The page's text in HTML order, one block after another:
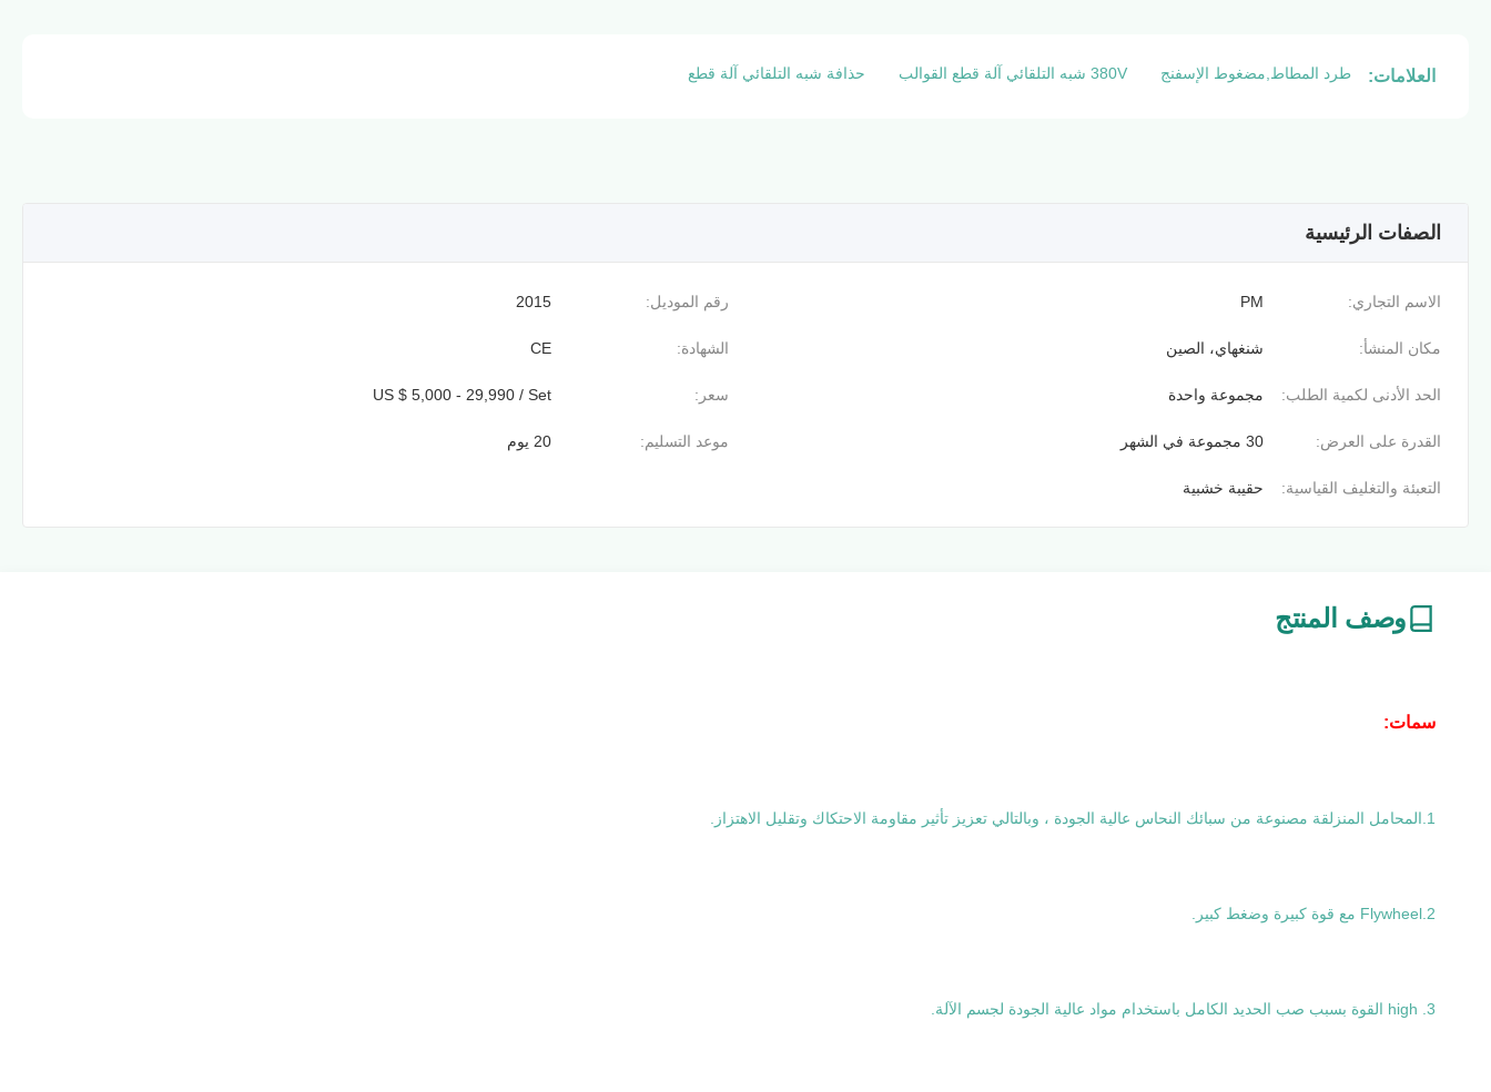
العلامات: طرد المطاط,مضغوط الإسفنج 380V شبه التلقائي آلة قطع القوالب حذافة شبه التلقائي آلة قطع
الصفات الرئيسية
الاسم التجاري: PM رقم الموديل: 2015
مكان المنشأ: شنغهاي، الصين الشهادة: CE
الحد الأدنى لكمية الطلب: مجموعة واحدة سعر: US $ 5,000 - 29,990 / Set
القدرة على العرض: 30 مجموعة في الشهر موعد التسليم: 20 يوم
التعبئة والتغليف القياسية: حقيبة خشبية
وصف المنتج
سمات:
1.المحامل المنزلقة مصنوعة من سبائك النحاس عالية الجودة ، وبالتالي تعزيز تأثير مقاومة الاحتكاك وتقليل الاهتزاز.
2.Flywheel مع قوة كبيرة وضغط كبير.
3. high القوة بسبب صب الحديد الكامل باستخدام مواد عالية الجودة لجسم الآلة.